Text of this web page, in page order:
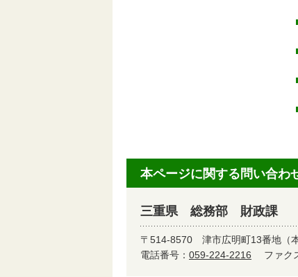
本ページに関する問い合わ
三重県 総務部 財政課
〒514-8570 津市広明町13番地（
電話番号： 059-224-2216 ファク